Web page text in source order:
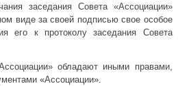
заседания Совета «Ассоциации»
виде за своей подписью свое особое
его к протоколу заседания Совета
обладают иными правами,
«Ассоциации».